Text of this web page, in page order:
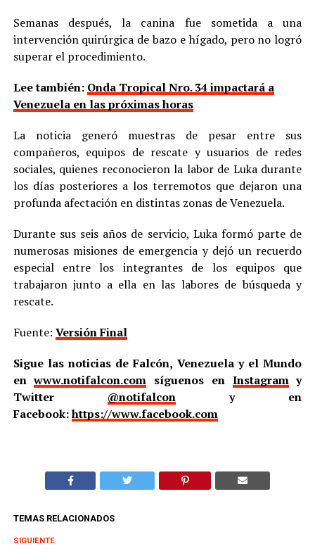
Semanas después, la canina fue sometida a una
intervención quirúrgica de bazo e hígado, pero no logró
superar el procedimiento.
Lee también: Onda Tropical Nro. 34 impactará a
Venezuela en las próximas horas
La noticia generó muestras de pesar entre sus
compañeros, equipos de rescate y usuarios de redes
sociales, quienes reconocieron la labor de Luka durante
los días posteriores a los terremotos que dejaron una
profunda afectación en distintas zonas de Venezuela.
Durante sus seis años de servicio, Luka formó parte de
numerosas misiones de emergencia y dejó un recuerdo
especial entre los integrantes de los equipos que
trabajaron junto a ella en las labores de búsqueda y
rescate.
Fuente: Versión Final
Sigue las noticias de Falcón, Venezuela y el Mundo
enwww.notifalcon.com síguenos en Instagramy
Twitter @notifalcony en
Facebook:https://www.facebook.com
TEMAS RELACIONADOS
SIGUIENTE